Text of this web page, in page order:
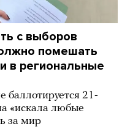
с выборов
помешать
в региональные
баллотируется 21-
«искала любые
за мир